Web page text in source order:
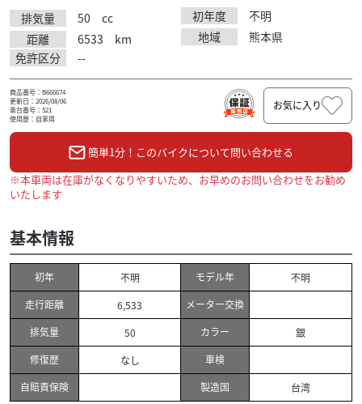
排気量 50 cc 初年度
不明
距離
6533 km 地域
熊本県
免許区分
--
商品番号：B666674
更新日：2026/08/06
車台番号：521
使用歴：自家用
お気に入り
簡単1分！このバイクについて問い合わせる
※本車両は在庫がなくなりやすいため、お早めのお問い合わせをお勧め
いたします
基本情報
初年 不明 モデル年
不明
走行距離
6,533
メーター交換
排気量
50 カラー
銀
修復歴
なし
車検
自賠責保険
製造国
台湾